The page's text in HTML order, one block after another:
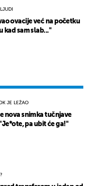
ovacije već na početku
kad sam slab..."
JE LEŽAO
nova snimka tučnjave
pa ubit će ga!"